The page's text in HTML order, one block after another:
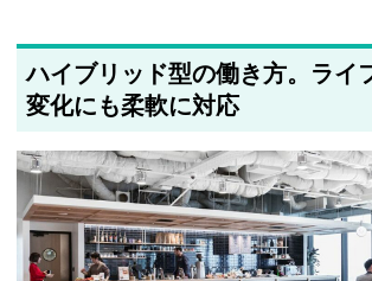
ハイブリッド型の働き方。ライ
変化にも柔軟に対応